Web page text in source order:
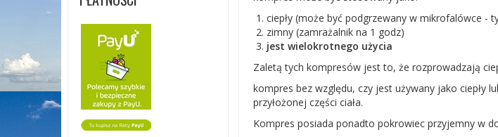
ciepły (może być podgrzewany w mikrofalówce -
zimny (zamrażalnik na 1 godz)
jest wielokrotnego użycia
Zaletą tych kompresów jest to, że rozprowadzają
kompres bez względu, czy jest używany jako ciepły
przyłożonej części ciała.
Kompres posiada ponadto pokrowiec przyjemny w